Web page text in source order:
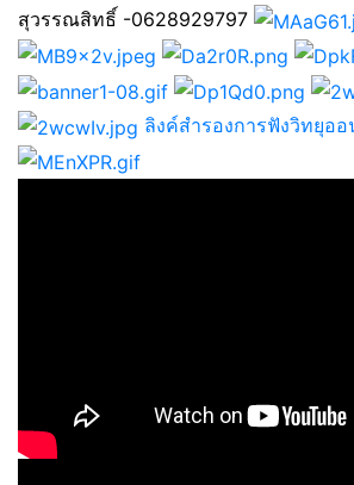
สุวรรณสิทธิ์ -0628929797
ลิงค์สำรองการฟังวิทยุออ